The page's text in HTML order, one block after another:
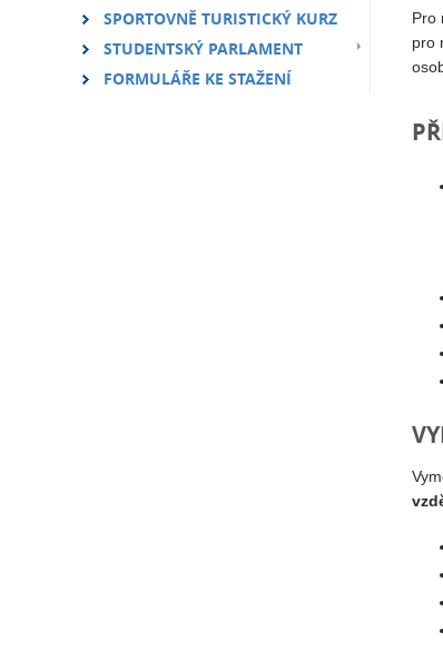
SPORTOVNĚ TURISTICKÝ KURZ
STUDENTSKÝ PARLAMENT
FORMULÁŘE KE STAŽENÍ
Pro
pro